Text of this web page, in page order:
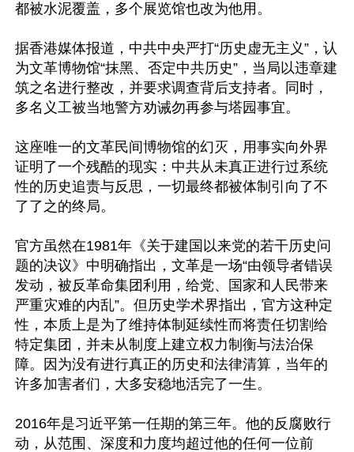
都被水泥覆盖，多个展览馆也改为他用。
据香港媒体报道，中共中央严打“历史虚无主义”，认
为文革博物馆“抹黑、否定中共历史”，当局以违章建
筑之名进行整改，并要求调查背后支持者。同时，
多名义工被当地警方劝诫勿再参与塔园事宜。
这座唯一的文革民间博物馆的幻灭，用事实向外界
证明了一个残酷的现实：中共从未真正进行过系统
性的历史追责与反思，一切最终都被体制引向了不
了了之的终局。
官方虽然在1981年《关于建国以来党的若干历史问
题的决议》中明确指出，文革是一场“由领导者错误
发动，被反革命集团利用，给党、国家和人民带来
严重灾难的内乱”。但历史学术界指出，官方这种定
性，本质上是为了维持体制延续性而将责任切割给
特定集团，并未从制度上建立权力制衡与法治保
障。因为没有进行真正的历史和法律清算，当年的
许多加害者们，大多安稳地活完了一生。
2016年是习近平第一任期的第三年。他的反腐败行
动，从范围、深度和力度均超过他的任何一位前